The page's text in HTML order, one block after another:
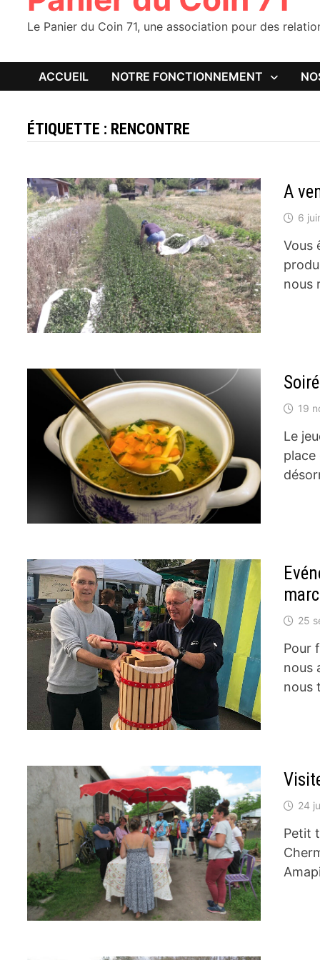
Le Panier du Coin 71, une association pour des
ACCUEIL NOTRE FONCTIONNEMENT
ÉTIQUETTE : RENCONTRE
A
6
Vous
nous
19
Le
place
25
Pour
nous
nous
24
Petit